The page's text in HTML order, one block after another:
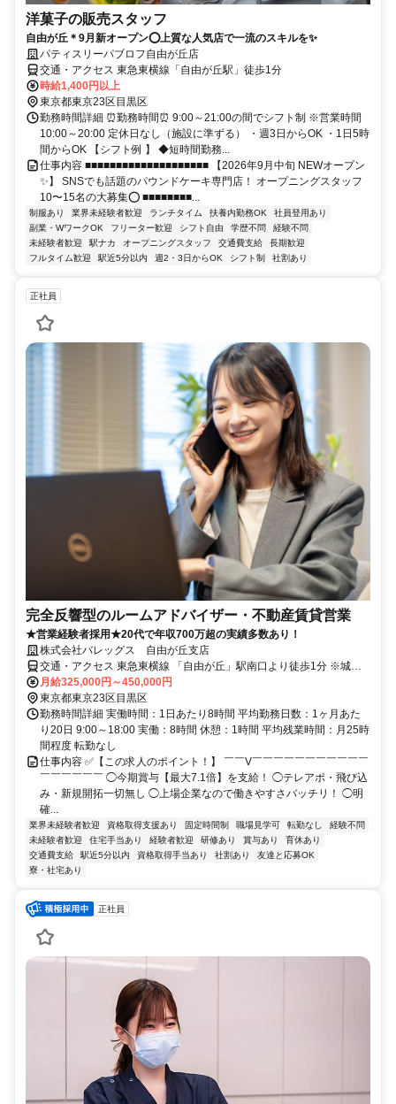
洋菓子の販売スタッフ
自由が丘＊9月新オープン⭕️上質な人気店で一流のスキルを✨
パティスリーパブロフ自由が丘店
交通・アクセス 東急東横線「自由が丘駅」徒歩1分
時給1,400円以上
東京都東京23区目黒区
勤務時間詳細 ⏰勤務時間⏰ 9:00～21:00の間でシフト制 ※営業時間
10:00～20:00 定休日なし（施設に準ずる） ・週3日からOK ・1日5時
間からOK 【シフト例 】 ◆短時間勤務...
仕事内容 ■■■■■■■■■■■■■■■■■■■■ 【2026年9月中旬 NEWオープン
✨】 SNSでも話題のパウンドケーキ専門店！ オープニングスタッフ
10〜15名の大募集⭕️ ■■■■■■■■...
制服あり 業界未経験者歓迎 ランチタイム 扶養内勤務OK
社員登用あり
副業・WワークOK
フリーター歓迎 シフト自由 学歴不問
経験不問
未経験者歓迎
駅ナカ オープニングスタッフ 交通費支給
長期歓迎
フルタイム歓迎
駅近5分以内 週2・3日からOK シフト制 社割あり
正社員
完全反響型のルームアドバイザー・不動産賃貸営業
★営業経験者採用★20代で年収700万超の実績多数あり！
株式会社バレッグス 自由が丘支店
交通・アクセス 東急東横線 「自由が丘」駅南口より徒歩1分 ※城南
エリアの店舗での勤務となります。
月給325,000円～450,000円
東京都東京23区目黒区
勤務時間詳細 実働時間：1日あたり8時間 平均勤務日数：1ヶ月あた
り20日 9:00～18:00 実働：8時間 休憩：1時間 平均残業時間：月25時
間程度 転勤なし
仕事内容 ✅【この求人のポイント！】 ￣￣V￣￣￣￣￣￣￣￣￣￣￣
￣￣￣￣￣￣ ◯今期賞与【最大7.1倍】を支給！ ◯テレアポ・飛び込
み・新規開拓一切無し ◯上場企業なので働きやすさバッチリ！ ◯明
確...
業界未経験者歓迎 資格取得支援あり 固定時間制 職場見学可 転勤なし
経験不問
未経験者歓迎
住宅手当あり 経験者歓迎 研修あり 賞与あり
育休あり
交通費支給
駅近5分以内 資格取得手当あり 社割あり
友達と応募OK
寮・社宅あり
正社員